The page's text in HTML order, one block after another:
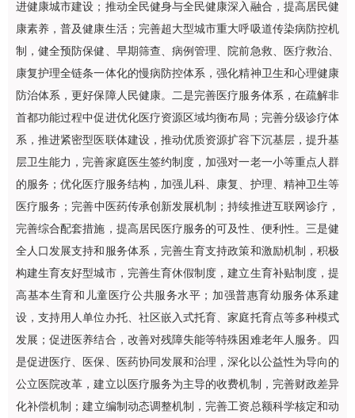
进健康城市建设；推动全民健身与全民健康深入融合，提高居民健
康素养，普及健康生活；完善超大型城市重大呼吸道传染病防控机
制，健全预防保健、早期筛查、病例管理、院前急救、医疗救治、
康复护理全链条一体化的慢病防控体系，强化精神卫生和心理健康
防治体系，更好保障人民健康。二是完善医疗服务体系，在疏解非
首都功能过程中促进优化医疗资源区域均衡布局；完善分级诊疗体
系，推进紧密型医联体建设，推动优质资源扩容下沉基层，提升基
层卫生能力，完善家庭医生签约制度，加强对一老一小等重点人群
的服务；优化医疗服务结构，加强儿科、康复、护理、 精神卫生等
医疗服务；完善中医药传承创新发展机制；持续推进互联网诊疗，
完善综合配套措施，提高居民医疗服务的可及性、便利性。三是健
全人口发展支持和服务体系，完善生育支持政策和激励机制，积极
构建生育友好型城市，完善生育休假制度，建立生育补贴制度，提
高基本生育和儿童医疗公共服务水平；加强普惠育幼服务体系建
设，支持用人单位办托、社区嵌入式托育、家庭托育点等多种模式
发展；促进医养结合，改善对残障失能等特殊困难老年人服务。四
是促进医疗、医保、医药协同发展和治理，深化以公益性为导向的
公立医院改革，建立以医疗服务为主导的收费机制，完善财政差异
化补偿机制；建立编制动态调整机制，完善工资总额科学核定和动